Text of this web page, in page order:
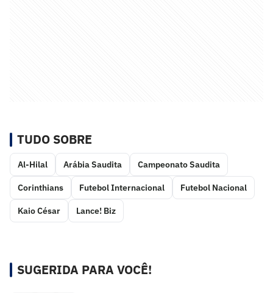
TUDO SOBRE
Al-Hilal Arábia Saudita Campeonato Saudita
Corinthians Futebol Internacional Futebol Nacional
Kaio César Lance! Biz
SUGERIDA PARA VOCÊ!